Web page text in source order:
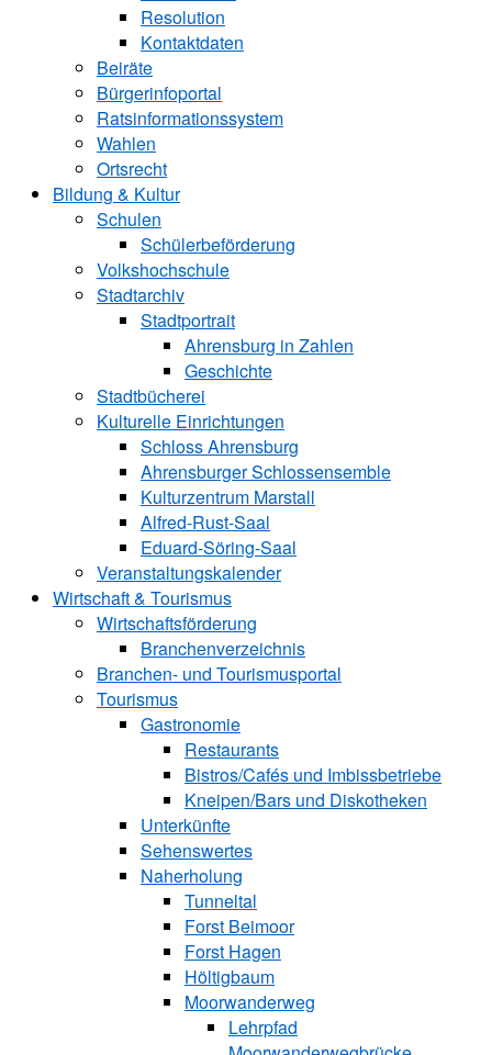
Resolution
Kontaktdaten
Beiräte
Bürgerinfoportal
Ratsinformationssystem
Wahlen
Ortsrecht
Bildung & Kultur
Schulen
Schülerbeförderung
Volkshochschule
Stadtarchiv
Stadtportrait
Ahrensburg in Zahlen
Geschichte
Stadtbücherei
Kulturelle Einrichtungen
Schloss Ahrensburg
Ahrensburger Schlossensemble
Kulturzentrum Marstall
Alfred-Rust-Saal
Eduard-Söring-Saal
Veranstaltungskalender
Wirtschaft & Tourismus
Wirtschaftsförderung
Branchenverzeichnis
Branchen- und Tourismusportal
Tourismus
Gastronomie
Restaurants
Bistros/Cafés und Imbissbetriebe
Kneipen/Bars und Diskotheken
Unterkünfte
Sehenswertes
Naherholung
Tunneltal
Forst Beimoor
Forst Hagen
Höltigbaum
Moorwanderweg
Lehrpfad